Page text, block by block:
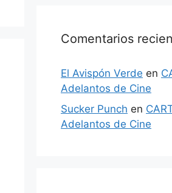
Comentarios
El Avispón Verde en
Adelantos de Cine
Sucker Punch en
Adelantos de Cine